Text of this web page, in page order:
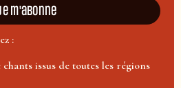
m'abonne
:
issus de toutes les régions